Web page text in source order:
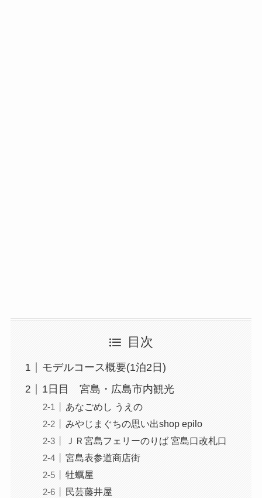
目次
モデルコース概要(1泊2日)
1日目 宮島・広島市内観光
あなごめし うえの
みやじまぐちの思い出shop epilo
ＪＲ宮島フェリーのりば 宮島口改札口
宮島表参道商店街
牡蠣屋
民芸藤井屋